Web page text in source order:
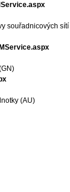
souřadnicových
(AU)